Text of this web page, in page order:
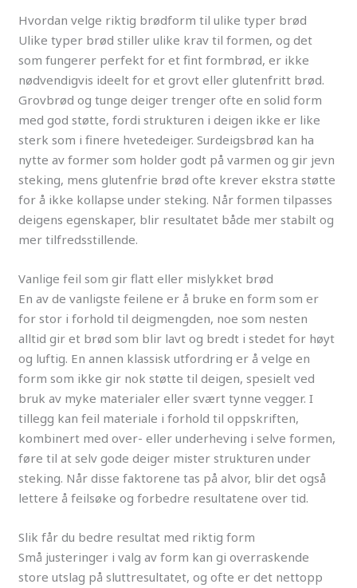
Hvordan velge riktig brødform til ulike typer brød
Ulike typer brød stiller ulike krav til formen, og det
som fungerer perfekt for et fint formbrød, er ikke
nødvendigvis ideelt for et grovt eller glutenfritt brød.
Grovbrød og tunge deiger trenger ofte en solid form
med god støtte, fordi strukturen i deigen ikke er like
sterk som i finere hvetedeiger. Surdeigsbrød kan ha
nytte av former som holder godt på varmen og gir jevn
steking, mens glutenfrie brød ofte krever ekstra støtte
for å ikke kollapse under steking. Når formen tilpasses
deigens egenskaper, blir resultatet både mer stabilt og
mer tilfredsstillende.
Vanlige feil som gir flatt eller mislykket brød
En av de vanligste feilene er å bruke en form som er
for stor i forhold til deigmengden, noe som nesten
alltid gir et brød som blir lavt og bredt i stedet for høyt
og luftig. En annen klassisk utfordring er å velge en
form som ikke gir nok støtte til deigen, spesielt ved
bruk av myke materialer eller svært tynne vegger. I
tillegg kan feil materiale i forhold til oppskriften,
kombinert med over- eller underheving i selve formen,
føre til at selv gode deiger mister strukturen under
steking. Når disse faktorene tas på alvor, blir det også
lettere å feilsøke og forbedre resultatene over tid.
Slik får du bedre resultat med riktig form
Små justeringer i valg av form kan gi overraskende
store utslag på sluttresultatet, og ofte er det nettopp